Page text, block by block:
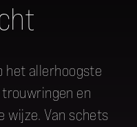
het allerhoogste
en
wijze. Van schets